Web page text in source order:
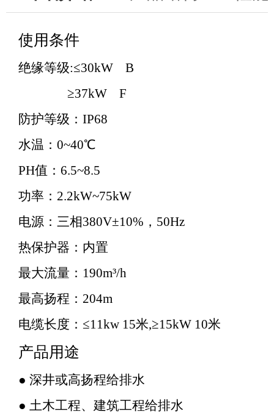
使用条件
绝缘等级:≤30kW B
≥37kW F
防护等级：IP68
水温：0~40℃
PH值：6.5~8.5
功率：2.2kW~75kW
电源：三相380V±10%，50Hz
热保护器：内置
最大流量：190m³/h
最高扬程：204m
电缆长度：≤11kw 15米,≥15kW 10米
产品用途
● 深井或高扬程给排水
● 土木工程、建筑工程给排水